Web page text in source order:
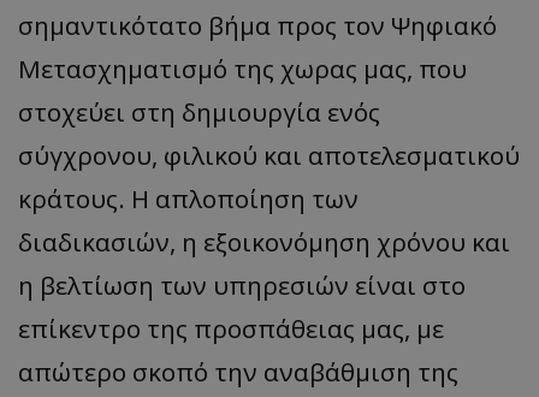
σημαντικότατο βήμα προς τον Ψηφιακό
Μετασχηματισμό της χωρας μας, που
στοχεύει στη δημιουργία ενός
σύγχρονου, φιλικού και αποτελεσματικού
κράτους. Η απλοποίηση των
διαδικασιών, η εξοικονόμηση χρόνου και
η βελτίωση των υπηρεσιών είναι στο
επίκεντρο της προσπάθειας μας, με
απώτερο σκοπό την αναβάθμιση της